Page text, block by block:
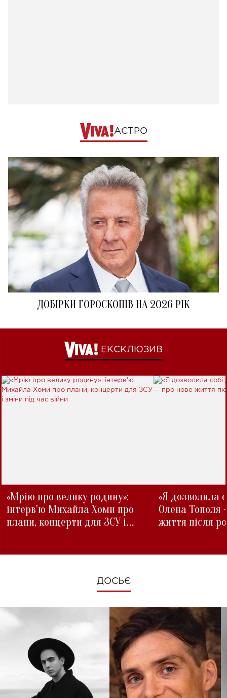
АСТРО
ДОБІРКИ ГОРОСКОПІВ НА 2026 РІК
ЕКСКЛЮЗИВ
«Мрію про велику родину»:
інтерв'ю Михайла Хоми про
плани, концерти для ЗСУ і
«Я дозволила
Олена Тополя
життя після
ДОСЬЄ